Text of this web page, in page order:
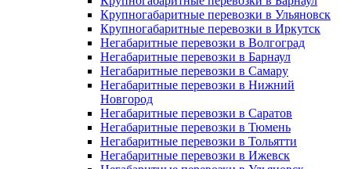
Крупногабаритные перевозки в Ульяновск
Крупногабаритные перевозки в Иркутск
Негабаритные перевозки в Волгоград
Негабаритные перевозки в Барнаул
Негабаритные перевозки в Самару
Негабаритные перевозки в Нижний
Новгород
Негабаритные перевозки в Саратов
Негабаритные перевозки в Тюмень
Негабаритные перевозки в Тольятти
Негабаритные перевозки в Ижевск